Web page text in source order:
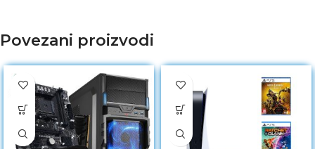
Povezani proizvodi